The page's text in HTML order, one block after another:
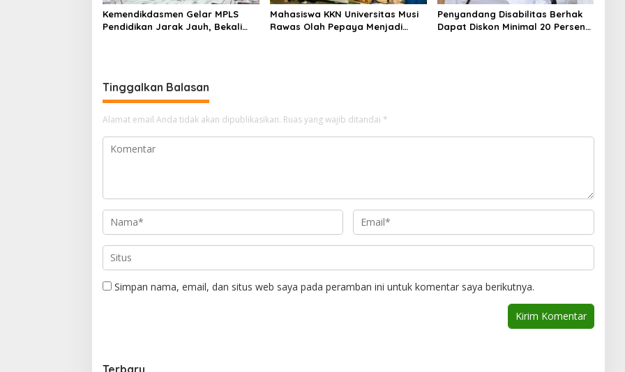
Kemendikdasmen Gelar MPLS
Pendidikan Jarak Jauh, Bekali
Mahasiswa KKN Universitas Musi
Rawas Olah Pepaya Menjadi
Penyandang Disabilitas Berhak
Dapat Diskon Minimal 20 Persen
Tinggalkan Balasan
Alamat email Anda tidak akan dipublikasikan. Ruas yang wajib ditandai *
Simpan nama, email, dan situs web saya pada peramban ini untuk komentar saya berikutnya.
Terbaru